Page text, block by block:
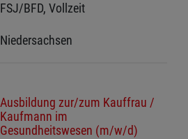
FSJ/BFD, Vollzeit
Niedersachsen
Ausbildung zur/zum Kauffrau /
Kaufmann im
Gesundheitswesen (m/w/d)